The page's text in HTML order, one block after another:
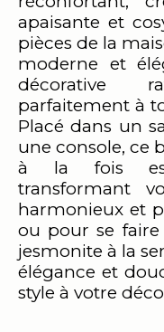
apaisante et
pièces de la
moderne et
décorative
parfaitement à
Placé dans un
une console, ce
à la fois
transformant
harmonieux et
ou pour se
jesmonite à la
élégance et
style à votre